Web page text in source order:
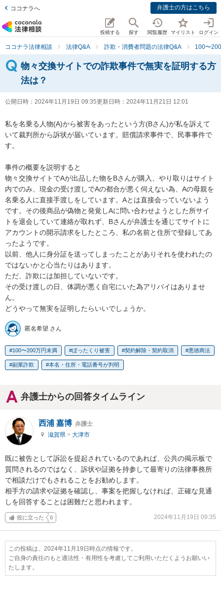
ココナラへ 弁護士の方はこちら
投稿する 探す 閲覧履歴 マイリスト ログイン
ココナラ法律相談 法律Q&A 詐欺・消費者問題の法律Q&A 100〜
物々交換サイトでの詐欺事件で無実を証明する方
法は？
公開日時： 2024年11月19日 09:35更新日時： 2024年11月21日 12:01
私を名乗る人物(A)から被害をあったという方(Bさん)が私を訴えて
いて裁判所から訴状が届いています。賠償請求事件で、民事事件で
す。
事件の概要を説明すると
物々交換サイトでAが出品した物をBさんが購入、やり取りはサイト
内でのみ、現金の受け渡しでAの都合が悪く伺えない為、Aの母親を
名乗る人に直接手渡しをしています。Aとは直接会っていないよう
です。その後商品が偽物と発覚しAに問い合わせようとした所サイ
トを退会していて連絡が取れず、Bさんが弁護士を通じてサイトに
アカウントの開示請求をしたところ、私の名前と住所で登録してあ
ったようです。
以前、他人に身分証を送ってしまったことがありそれを使われたの
ではないかと心当たりはあります。
ただ、詐欺には加担していないです。
その受け渡しの日、体調が悪く自宅にいた為アリバイはありませ
ん。
どうやって無実を証明したらいいでしょうか。
匿名希望 さん
100〜200万円未満 ぼったくり被害 契約解除・契約取消 悪徳商法
副業詐欺 本名・住所・電話番号が判明
弁護士からの回答タイムライン
西浦 嘉博 弁護士
滋賀県 > 大津市
既に被告として訴訟を提起されているのであれば、公共の掲示板で
質問されるのではなく、訴状や証拠を持参して最寄りの法律事務所
で相談だけでもされることをお勧めします。
相手方の請求や証拠を確認し、事案を把握しなければ、正確な見通
しを回答することは困難だと思われます。
役に立った 0 2024年11月19日 09:35
この投稿は、2024年11月19日時点の情報です。
ご自身の責任のもと適法性・有用性を考慮してご利用いただくようお願いい
たします。